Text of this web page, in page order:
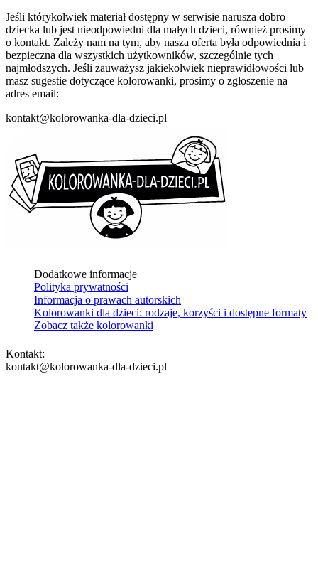
Jeśli którykolwiek materiał dostępny w serwisie narusza dobro
dziecka lub jest nieodpowiedni dla małych dzieci, również prosimy
o kontakt. Zależy nam na tym, aby nasza oferta była odpowiednia i
bezpieczna dla wszystkich użytkowników, szczególnie tych
najmłodszych. Jeśli zauważysz jakiekolwiek nieprawidłowości lub
masz sugestie dotyczące kolorowanki, prosimy o zgłoszenie na
adres email:
kontakt@kolorowanka-dla-dzieci.pl
Dodatkowe informacje
Polityka prywatności
Informacja o prawach autorskich
Kolorowanki dla dzieci: rodzaje, korzyści i dostępne formaty
Zobacz także kolorowanki
Kontakt:
kontakt@kolorowanka-dla-dzieci.pl